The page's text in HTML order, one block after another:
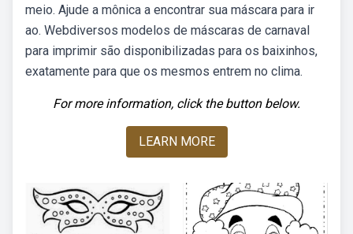
meio. Ajude a mônica a encontrar sua máscara para ir
ao. Webdiversos modelos de máscaras de carnaval
para imprimir são disponibilizadas para os baixinhos,
exatamente para que os mesmos entrem no clima.
For more information, click the button below.
LEARN MORE